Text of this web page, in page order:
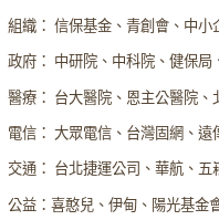
組織： 信保基金、青創會、中
政府： 中研院、中科院、健保
醫療： 台大醫院、恩主公醫院
電信： 大眾電信、台灣固網、遠
交通： 台北捷運公司、華航、五
公益：喜憨兒、伊甸、陽光基金